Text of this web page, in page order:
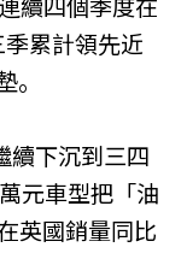
續四個季度在
累計領先近
續下沉到三四
元車型把「油
英國銷量同比